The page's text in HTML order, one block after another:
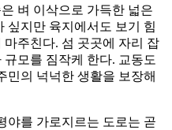
벼 이삭으로 가득한 넓은
싶지만 육지에서도 보기 힘
주친다. 섬 곳곳에 자리 잡
모를 짐작케 한다. 교동도
민의 넉넉한 생활을 보장해
야를 가로지르는 도로는 곧